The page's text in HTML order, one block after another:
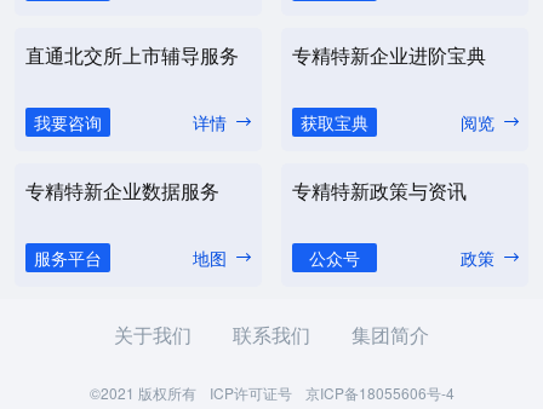
直通北交所上市辅导服务
我要咨询 详情
专精特新企业进阶宝典
获取宝典 阅览
专精特新企业数据服务
服务平台 地图
专精特新政策与资讯
公众号 政策
关于我们 联系我们 集团简介
©2021 版权所有 ICP许可证号 京ICP备18055606号-4